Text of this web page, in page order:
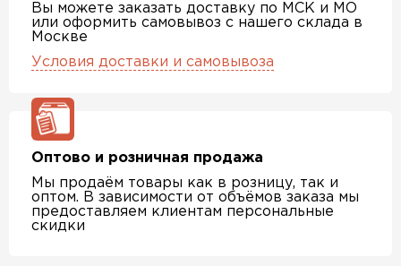
Вы можете заказать доставку по МСК и МО
или оформить самовывоз с нашего склада в
Москве
Условия доставки и самовывоза
Оптово и розничная продажа
Мы продаём товары как в розницу, так и
оптом. В зависимости от объёмов заказа мы
предоставляем клиентам персональные
скидки